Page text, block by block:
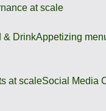
at scale
& DrinkAppetizing
at scaleSocial Media